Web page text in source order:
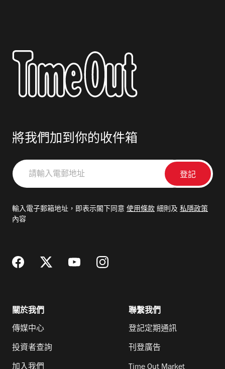
將我們加到你的收件箱
請
輸
郵
輸入電子郵箱地址，即表示閣下同意 使用條款 細則及 私隱政策
內容
關於我們
傳媒中心
投資者查詢
聯繫我們
登記定期通訊
刊登廣告